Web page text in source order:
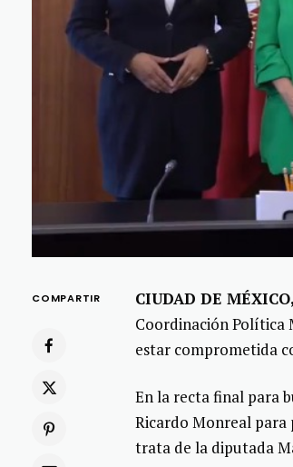
COMPARTIR CIUDAD DE
Coordinación Política
estar comprometida
En la recta final para
Ricardo Monreal para
trata de la diputada